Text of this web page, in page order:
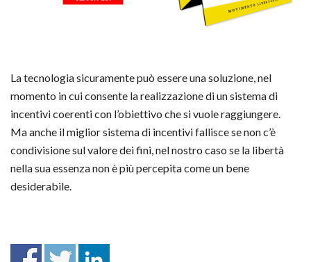
La tecnologia sicuramente può essere una soluzione, nel
momento in cui consente la realizzazione di un sistema di
incentivi coerenti con l’obiettivo che si vuole raggiungere.
Ma anche il miglior sistema di incentivi fallisce se non c’è
condivisione sul valore dei fini, nel nostro caso se la libertà
nella sua essenza non è più percepita come un bene
desiderabile.